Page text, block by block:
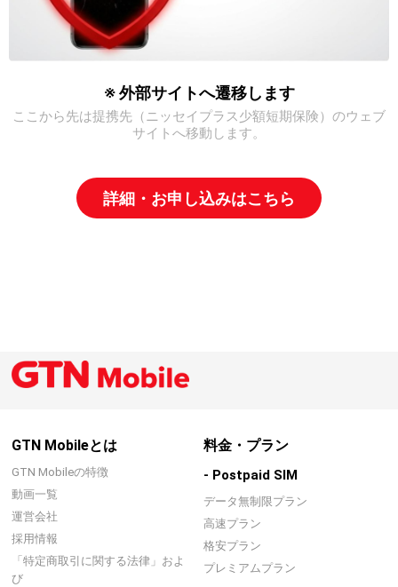
※ 外部サイトへ遷移します
ここから先は提携先（ニッセイプラス少額短期保険）のウェブ
サイトへ移動します。
詳細・お申し込みはこちら
GTN Mobileとは
GTN Mobileの特徴
動画一覧
運営会社
採用情報
「特定商取引に関する法律」およ
び
料金・プラン
- Postpaid SIM
データ無制限プラン
高速プラン
格安プラン
プレミアムプラン